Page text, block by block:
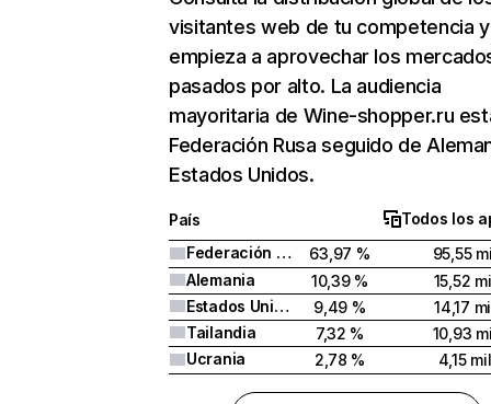
visitantes web de tu competencia y
empieza a aprovechar los
pasados por alto. La audiencia
mayoritaria de Wine-shopper.ru
Federación Rusa seguido de
Estados Unidos.
País
Todos los
Federación Rusa
63,97 %
95,55
Alemania
10,39 %
15,52
Estados Unidos
9,49 %
14,17
Tailandia
7,32 %
10,93
Ucrania
2,78 % 4,15 mil